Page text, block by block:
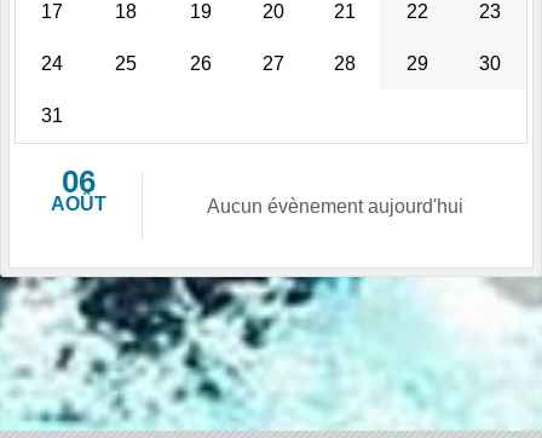
17 18 19 20 21 22 23
24 25 26 27 28 29 30
31
06
AOÛT Aucun évènement aujourd'hui